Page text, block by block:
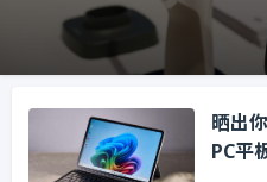
晒出
PC平